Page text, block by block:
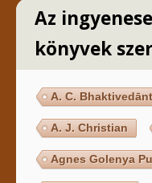
Az
könyvek
A. C.
A. J. Christian
Agnes Golenya